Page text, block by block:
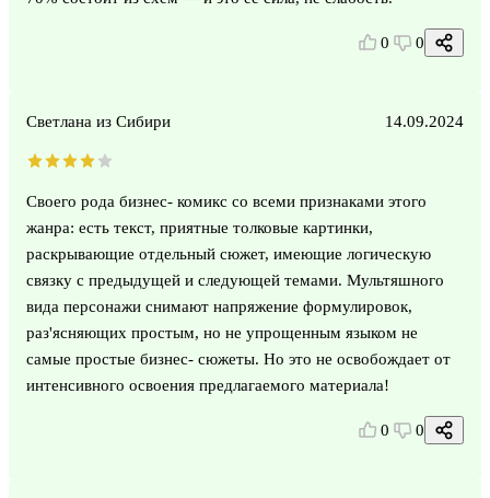
0 0
Светлана из Сибири 14.09.2024
Своего рода бизнес- комикс со всеми признаками этого
жанра: есть текст, приятные толковые картинки,
раскрывающие отдельный сюжет, имеющие логическую
связку с предыдущей и следующей темами. Мультяшного
вида персонажи снимают напряжение формулировок,
раз'ясняющих простым, но не упрощенным языком не
самые простые бизнес- сюжеты. Но это не освобождает от
интенсивного освоения предлагаемого материала!
0 0